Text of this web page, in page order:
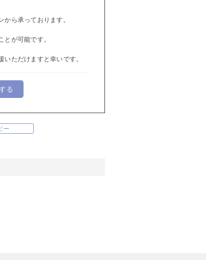
ら承っております。
が可能です。
ただけますと幸いです。
る
ー